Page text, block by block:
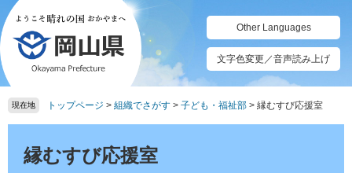
ペ
ー
ジ
の
先
頭
す。
メ
ニ
ュ
ー
を
飛
し
Other Languages
文字色変更／音声読み上げ
現在地 トップページ > 組織でさがす > 子ども・福祉部 > 縁むすび応援室
縁むすび応援室